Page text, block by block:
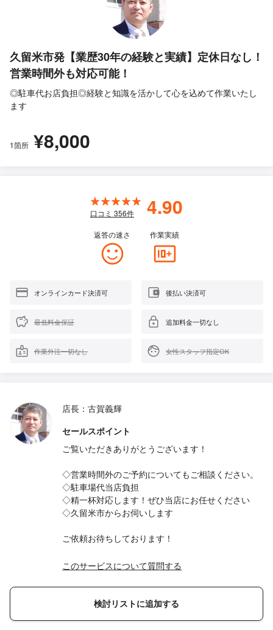
久留米市発【業歴30年の経験と実績】定休日なし！
営業時間外も対応可能！
◎駐車代お店負担◎経験と知識を活かして心を込めて作業いたし
ます
1箇所 ¥8,000
口コミ 356件 4.90
返答の速さ 作業実績
オンラインカード決済可 後払い決済可
最低料金保証 追加料金一切なし
作業外注一切なし 女性スタッフ指定OK
店長：古賀義輝
セールスポイント
ご覧いただきありがとうございます！
◇営業時間外のご予約についてもご相談ください。
◇駐車場代当店負担
◇精一杯対応します！ぜひ当店にお任せください
◇久留米市からお伺いします
ご依頼お待ちしております！
このサービスについて質問する
検討リストに追加する